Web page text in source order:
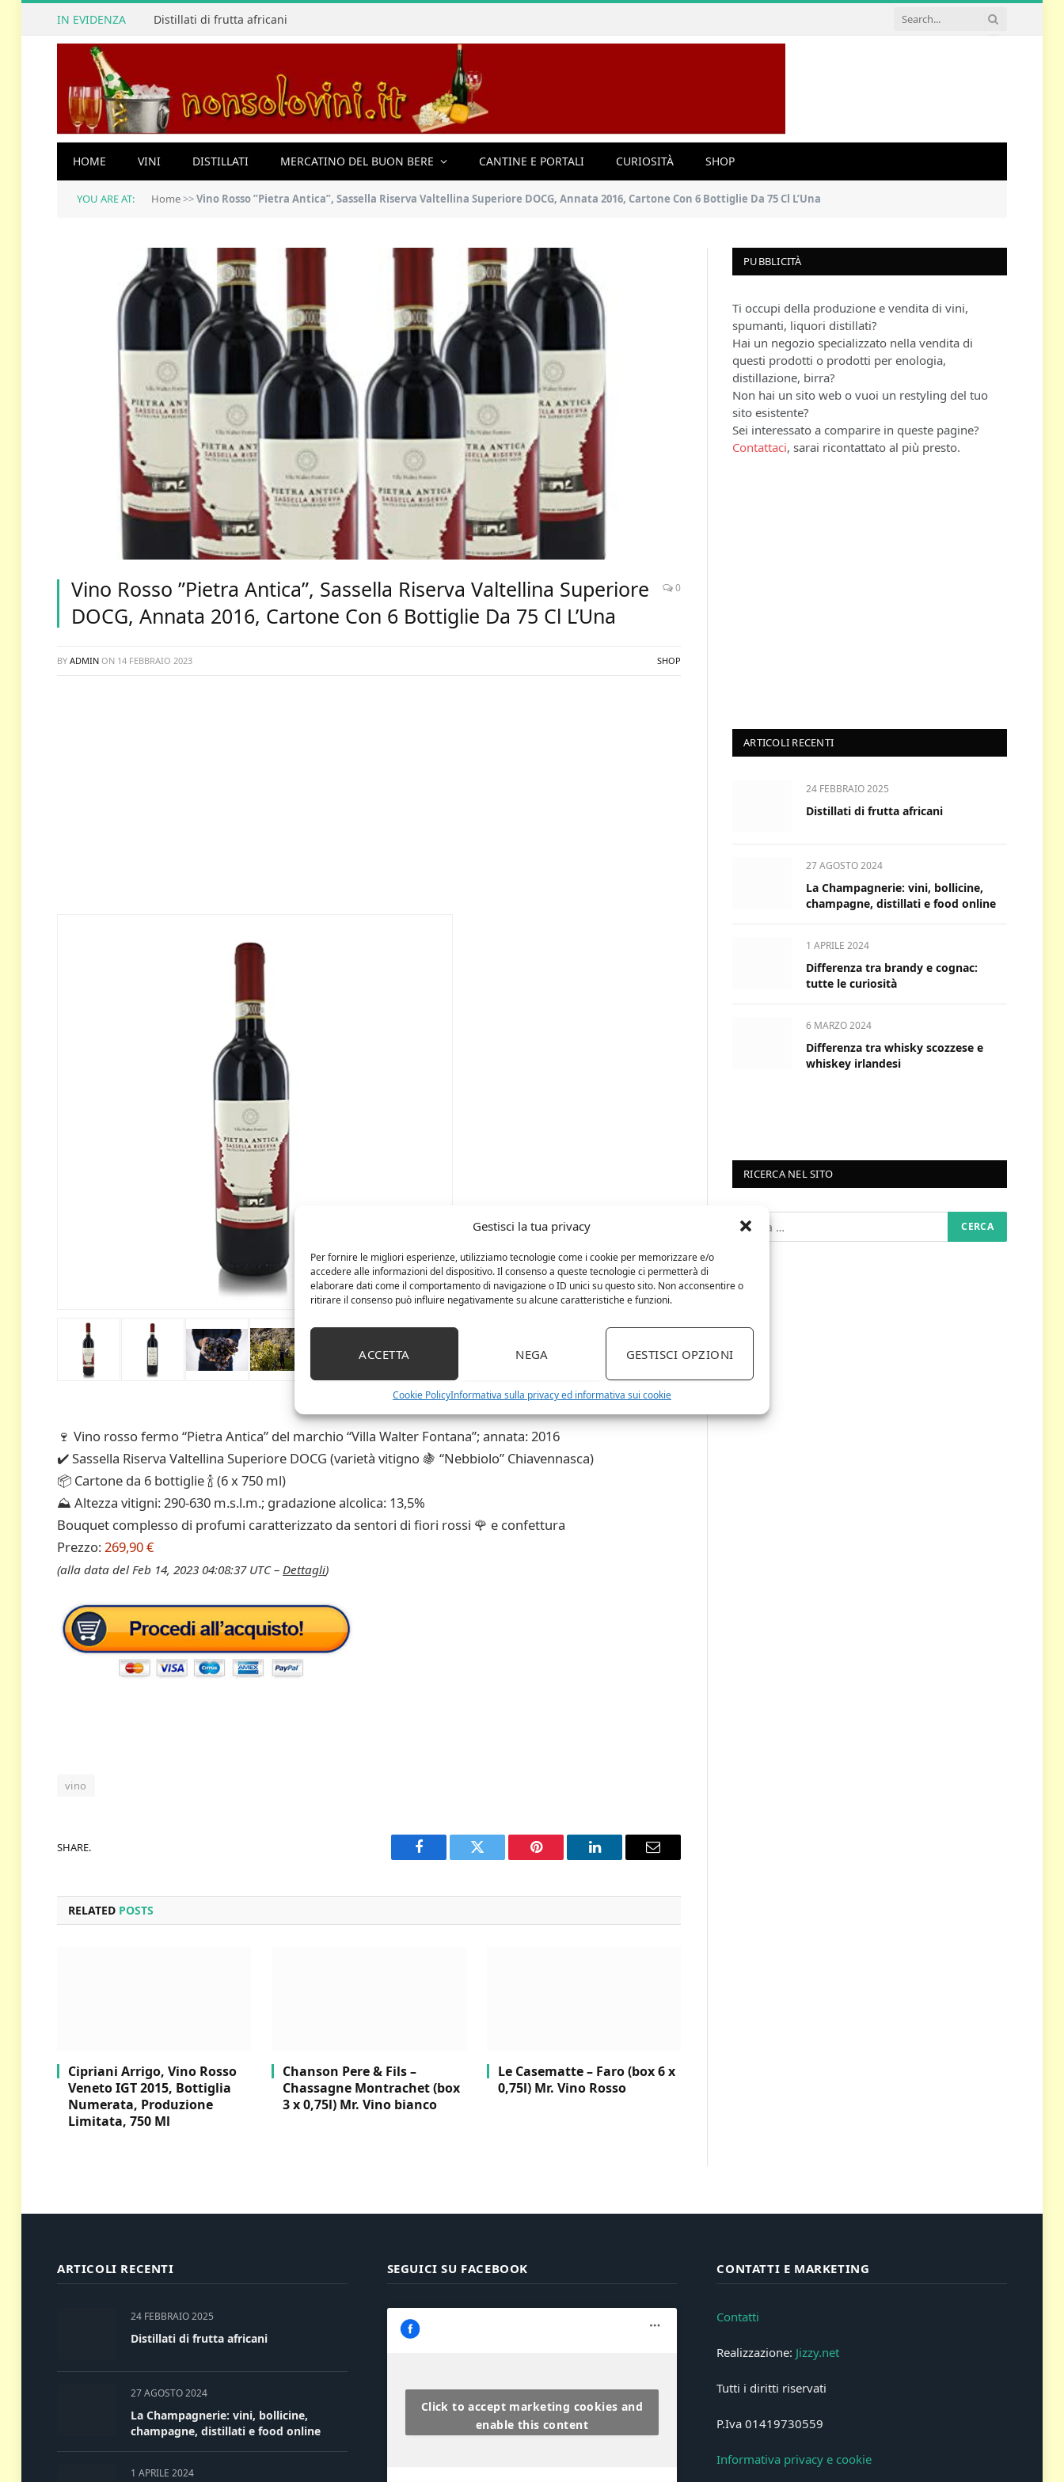
Gestisci la tua privacy
Per fornire le migliori esperienze, utilizziamo tecnologie come i cookie per memorizzare e/o
accedere alle informazioni del dispositivo. Il consenso a queste tecnologie ci permetterà di
elaborare dati come il comportamento di navigazione o ID unici su questo sito. Non acconsentire o
ritirare il consenso può influire negativamente su alcune caratteristiche e funzioni.
ACCETTA NEGA GESTISCI OPZIONI
Cookie PolicyInformativa sulla privacy ed informativa sui cookie
IN EVIDENZA Distillati di frutta africani
HOME VINI DISTILLATI MERCATINO DEL BUON BERE CANTINE E PORTALI CURIOSITÀ SHOP
YOU ARE AT: Home>>Vino Rosso ”Pietra Antica”, Sassella Riserva Valtellina Superiore DOCG, Annata 2016, Cartone Con 6 Bottiglie Da 75 Cl L’Una
Vino Rosso ”Pietra Antica”, Sassella Riserva Valtellina Superiore
DOCG, Annata 2016, Cartone Con 6 Bottiglie Da 75 Cl L’Una
0
BY ADMIN ON 14 FEBBRAIO 2023 SHOP
🍷 Vino rosso fermo “Pietra Antica” del marchio “Villa Walter Fontana”; annata: 2016
✔️ Sassella Riserva Valtellina Superiore DOCG (varietà vitigno 🍇 “Nebbiolo” Chiavennasca)
📦 Cartone da 6 bottiglie 🍾 (6 x 750 ml)
⛰️ Altezza vitigni: 290-630 m.s.l.m.; gradazione alcolica: 13,5%
Bouquet complesso di profumi caratterizzato da sentori di fiori rossi 🌹 e confettura
Prezzo:269,90 €
(alla data del Feb 14, 2023 04:08:37 UTC – Dettagli)
vino
SHARE.
Facebook Twitter Pinterest LinkedIn Email
RELATED POSTS
Cipriani Arrigo, Vino Rosso
Veneto IGT 2015, Bottiglia
Numerata, Produzione
Limitata, 750 Ml
Chanson Pere & Fils –
Chassagne Montrachet (box
3 x 0,75l) Mr. Vino bianco
Le Casematte – Faro (box 6 x
0,75l) Mr. Vino Rosso
PUBBLICITÀ
Ti occupi della produzione e vendita di vini,
spumanti, liquori distillati?
Hai un negozio specializzato nella vendita di
questi prodotti o prodotti per enologia,
distillazione, birra?
Non hai un sito web o vuoi un restyling del tuo
sito esistente?
Sei interessato a comparire in queste pagine?
Contattaci, sarai ricontattato al più presto.
ARTICOLI RECENTI
24 FEBBRAIO 2025
Distillati di frutta africani
27 AGOSTO 2024
La Champagnerie: vini, bollicine,
champagne, distillati e food online
1 APRILE 2024
Differenza tra brandy e cognac:
tutte le curiosità
6 MARZO 2024
Differenza tra whisky scozzese e
whiskey irlandesi
RICERCA NEL SITO
ARTICOLI RECENTI
24 FEBBRAIO 2025
Distillati di frutta africani
27 AGOSTO 2024
La Champagnerie: vini, bollicine,
champagne, distillati e food online
1 APRILE 2024
SEGUICI SU FACEBOOK
Click to accept marketing cookies and
enable this content
CONTATTI E MARKETING
Contatti
Realizzazione: Jizzy.net
Tutti i diritti riservati
P.Iva 01419730559
Informativa privacy e cookie